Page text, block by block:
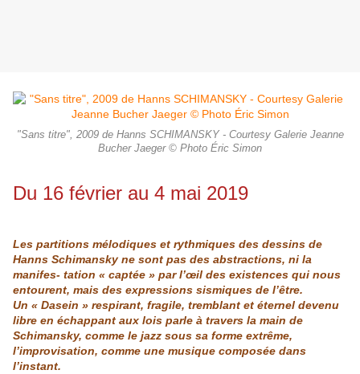
"Sans titre", 2009 de Hanns SCHIMANSKY - Courtesy Galerie Jeanne
Bucher Jaeger © Photo Éric Simon
Du 16 février au 4 mai 2019
Les partitions mélodiques et rythmiques des dessins de
Hanns Schimansky ne sont pas des abstractions, ni la
manifes- tation « captée » par l’œil des existences qui nous
entourent, mais des expressions sismiques de l’être.
Un « Dasein » respirant, fragile, tremblant et éternel devenu
libre en échappant aux lois parle à travers la main de
Schimansky, comme le jazz sous sa forme extrême,
l’improvisation, comme une musique composée dans
l’instant.